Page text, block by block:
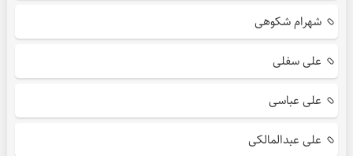
شهرام شکوهی
علی سفلی
علی عباسی
علی عبدالمالکی